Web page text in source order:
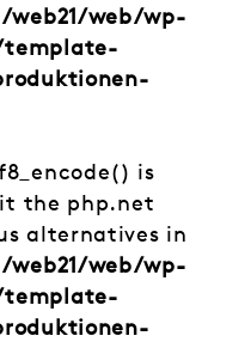
web/wp-
is
the php.net
alternatives in
web/wp-